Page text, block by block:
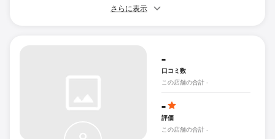
さらに表示
-
口コミ数
この店舗の合計 -
-
評価
この店舗の合計 -